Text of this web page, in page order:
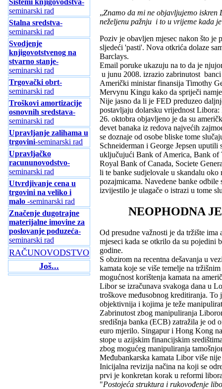
Sistemi knjigovodstva-
seminarski rad
Stalna sredstva-
seminarski rad
Svodjenje
knjigovotstvenog na
stvarno stanje-
seminarski rad
Trgovački obrt-
seminarski rad
Troškovi amortizacije
osnovnih sredstava-
seminarski rad
Upravljanje zalihama u
trgovini-seminarski rad
Upravljačko
racununovodstvo-
seminarski rad
Utvrdjivanje cena u
trgovini na veliko i
malo -seminarski rad
Značenje dugotrajne
materijalne imovine za
poslovanje poduzeća-
seminarski rad
RAČUNOVODSTVO
Još...
„Znamo da mi ne objavljujemo iskren
neželjenu pažnju i to u vrijeme kada
Poziv je obavljen mjesec nakon što je
sljedeći 'pasti'. Nova otkrića dolaze
Barclays.
Email poruke ukazuju na to da je
u junu 2008. izrazio zabrinutost
Američki ministar finansija Timothy
Mervynu Kingu kako da spriječi
Nije jasno da li je FED preduzeo
postavljaju dolarsku vrijednost
26. oktobra objavljeno je da su
devet banaka iz redova najvećih
se doznaje od osobe bliske tome
Schneiderman i George Jepsen uputili
uključujući Bank of America, Bank of
Royal Bank of Canada, Societe
li te banke sudjelovale u skandalu oko
pozajmicama. Navedene banke
izvijestilo je ulagače o istrazi u tome
NEOPHODNA
Od presudne važnosti je da tržište
mjeseci kada se otkrilo da su pojedini
godine.
S obzirom na recentna dešavanja u
kamata koje se više temelje na
mogućnost korištenja kamata na
Libor se izračunava svakoga dana u
troškove međusobnog kreditiranja.
objektivnija i kojima je teže
Zabrinutost zbog manipuliranja
središnja banka (ECB) zatražila je od
euro mjerilo. Singapur i Hong Kong
stope u azijskim financijskim
zbog mogućeg manipuliranja
Međubankarska kamata Libor više
Inicijalna revizija načina na koji se
prvi je konkretan korak u reformi
"Postojeća struktura i rukovođenje